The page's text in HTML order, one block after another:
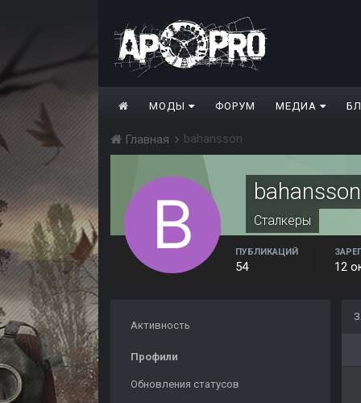
МОДЫ ФОРУМ МЕДИА
Главная bahansson
bahansson
Сталкеры
ПУБЛИКАЦИЙ
54 12
Активность
Профили
Обновления статусов